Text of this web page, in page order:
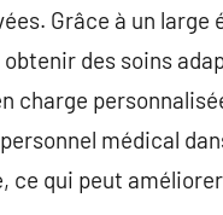
Grâce à un large
des soins
charge
médical
ce qui peut